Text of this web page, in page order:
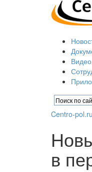
Видео
Centro-pol.ru
в